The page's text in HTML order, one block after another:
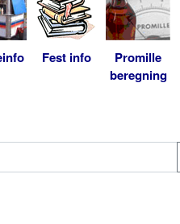
Fest info
Promille
beregning